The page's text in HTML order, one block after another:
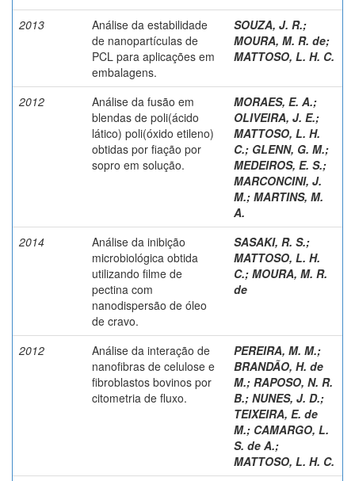
2013
Análise da estabilidade
de nanopartículas de
PCL para aplicações em
embalagens.
SOUZA, J. R.;
MOURA, M. R. de;
MATTOSO, L. H. C.
2012
Análise da fusão em
blendas de poli(ácido
lático) poli(óxido etileno)
obtidas por fiação por
sopro em solução.
MORAES, E. A.;
OLIVEIRA, J. E.;
MATTOSO, L. H.
C.; GLENN, G. M.;
MEDEIROS, E. S.;
MARCONCINI, J.
M.; MARTINS, M.
A.
2014
Análise da inibição
microbiológica obtida
utilizando filme de
pectina com
nanodispersão de óleo
de cravo.
SASAKI, R. S.;
MATTOSO, L. H.
C.; MOURA, M. R.
de
2012
Análise da interação de
nanofibras de celulose e
fibroblastos bovinos por
citometria de fluxo.
PEREIRA, M. M.;
BRANDÃO, H. de
M.; RAPOSO, N. R.
B.; NUNES, J. D.;
TEIXEIRA, E. de
M.; CAMARGO, L.
S. de A.;
MATTOSO, L. H. C.